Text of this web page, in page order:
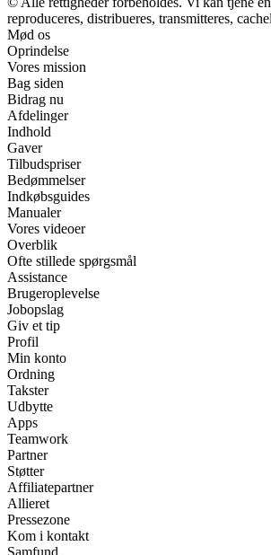
reproduceres, distribueres, transmitteres,
Mød os
Oprindelse
Vores mission
Bag siden
Bidrag nu
Afdelinger
Indhold
Gaver
Tilbudspriser
Bedømmelser
Indkøbsguides
Manualer
Vores videoer
Overblik
Ofte stillede spørgsmål
Assistance
Brugeroplevelse
Jobopslag
Giv et tip
Profil
Min konto
Ordning
Takster
Udbytte
Apps
Teamwork
Partner
Støtter
Affiliatepartner
Allieret
Pressezone
Kom i kontakt